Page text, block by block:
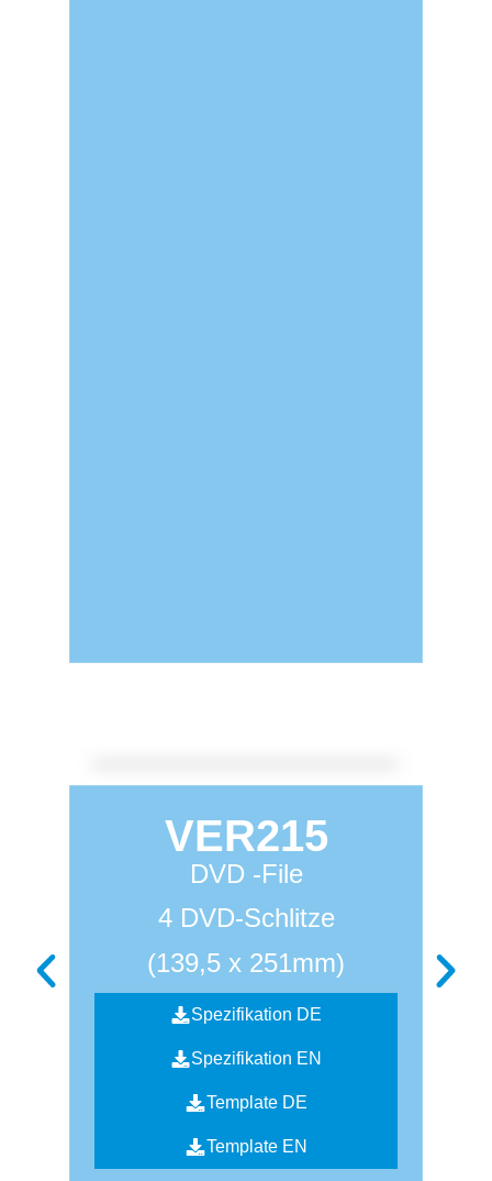
VER215
DVD -File
4 DVD-Schlitze
(139,5 x 251mm)
Spezifikation DE
Spezifikation EN
Template DE
Template EN